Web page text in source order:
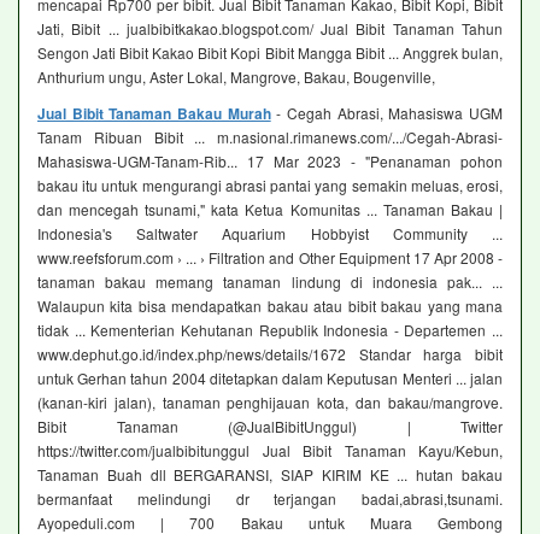
Jati, Bibit ... jualbibitkakao.blogspot.com/ Jual Bibit Tanaman Tahun
Sengon Jati Bibit Kakao Bibit Kopi Bibit Mangga Bibit ... Anggrek bulan,
Anthurium ungu, Aster Lokal, Mangrove, Bakau, Bougenville,
Jual Bibit Tanaman Bakau Murah- Cegah Abrasi, Mahasiswa UGM
Tanam Ribuan Bibit ... m.nasional.rimanews.com/.../Cegah-Abrasi-
Mahasiswa-UGM-Tanam-Rib... 17 Mar 2023 - "Penanaman pohon
bakau itu untuk mengurangi abrasi pantai yang semakin meluas, erosi,
dan mencegah tsunami," kata Ketua Komunitas ... Tanaman Bakau |
Indonesia's Saltwater Aquarium Hobbyist Community ...
www.reefsforum.com › ... › Filtration and Other Equipment 17 Apr 2008 -
tanaman bakau memang tanaman lindung di indonesia pak... ...
Walaupun kita bisa mendapatkan bakau atau bibit bakau yang mana
tidak ... Kementerian Kehutanan Republik Indonesia - Departemen ...
www.dephut.go.id/index.php/news/details/1672 Standar harga bibit
untuk Gerhan tahun 2004 ditetapkan dalam Keputusan Menteri ... jalan
(kanan-kiri jalan), tanaman penghijauan kota, dan bakau/mangrove.
Bibit Tanaman (@JualBibitUnggul) | Twitter
https://twitter.com/jualbibitunggul Jual Bibit Tanaman Kayu/Kebun,
Tanaman Buah dll BERGARANSI, SIAP KIRIM KE ... hutan bakau
bermanfaat melindungi dr terjangan badai,abrasi,tsunami.
Ayopeduli.com | 700 Bakau untuk Muara Gembong